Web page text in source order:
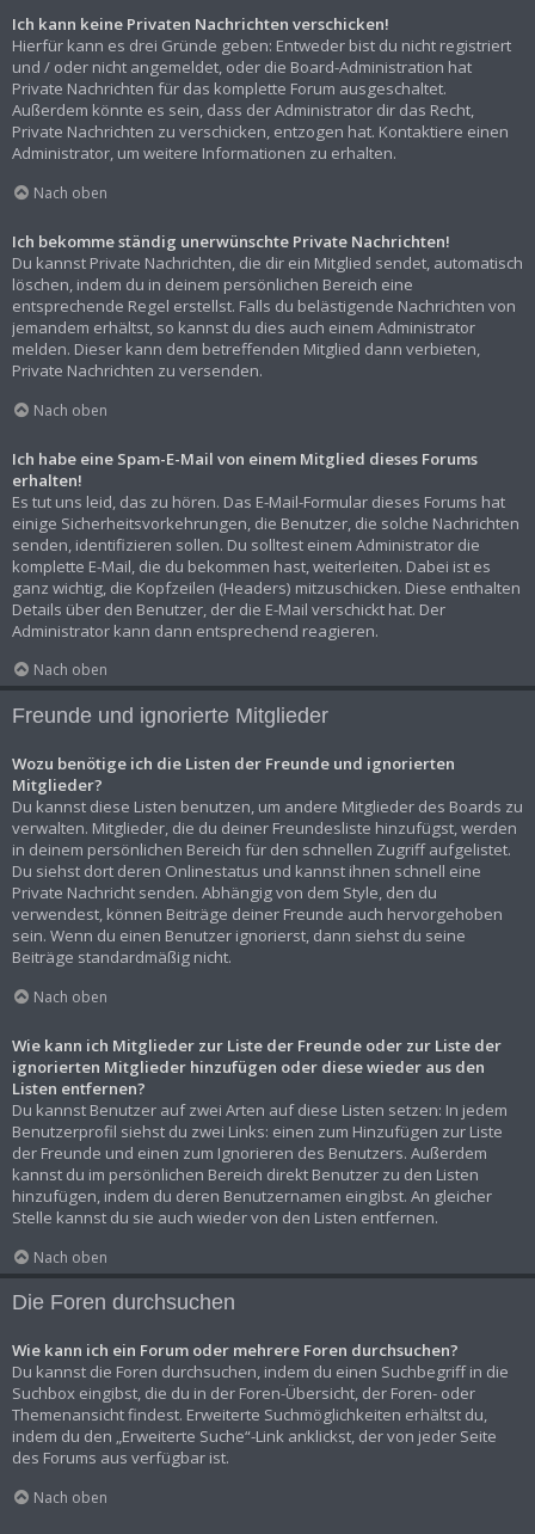
Ich kann keine Privaten Nachrichten verschicken!
Hierfür kann es drei Gründe geben: Entweder bist du nicht registriert
und / oder nicht angemeldet, oder die Board-Administration hat
Private Nachrichten für das komplette Forum ausgeschaltet.
Außerdem könnte es sein, dass der Administrator dir das Recht,
Private Nachrichten zu verschicken, entzogen hat. Kontaktiere einen
Administrator, um weitere Informationen zu erhalten.
Nach oben
Ich bekomme ständig unerwünschte Private Nachrichten!
Du kannst Private Nachrichten, die dir ein Mitglied sendet, automatisch
löschen, indem du in deinem persönlichen Bereich eine
entsprechende Regel erstellst. Falls du belästigende Nachrichten von
jemandem erhältst, so kannst du dies auch einem Administrator
melden. Dieser kann dem betreffenden Mitglied dann verbieten,
Private Nachrichten zu versenden.
Nach oben
Ich habe eine Spam-E-Mail von einem Mitglied dieses Forums
erhalten!
Es tut uns leid, das zu hören. Das E-Mail-Formular dieses Forums hat
einige Sicherheitsvorkehrungen, die Benutzer, die solche Nachrichten
senden, identifizieren sollen. Du solltest einem Administrator die
komplette E-Mail, die du bekommen hast, weiterleiten. Dabei ist es
ganz wichtig, die Kopfzeilen (Headers) mitzuschicken. Diese enthalten
Details über den Benutzer, der die E-Mail verschickt hat. Der
Administrator kann dann entsprechend reagieren.
Nach oben
Freunde und ignorierte Mitglieder
Wozu benötige ich die Listen der Freunde und ignorierten
Mitglieder?
Du kannst diese Listen benutzen, um andere Mitglieder des Boards zu
verwalten. Mitglieder, die du deiner Freundesliste hinzufügst, werden
in deinem persönlichen Bereich für den schnellen Zugriff aufgelistet.
Du siehst dort deren Onlinestatus und kannst ihnen schnell eine
Private Nachricht senden. Abhängig von dem Style, den du
verwendest, können Beiträge deiner Freunde auch hervorgehoben
sein. Wenn du einen Benutzer ignorierst, dann siehst du seine
Beiträge standardmäßig nicht.
Nach oben
Wie kann ich Mitglieder zur Liste der Freunde oder zur Liste der
ignorierten Mitglieder hinzufügen oder diese wieder aus den
Listen entfernen?
Du kannst Benutzer auf zwei Arten auf diese Listen setzen: In jedem
Benutzerprofil siehst du zwei Links: einen zum Hinzufügen zur Liste
der Freunde und einen zum Ignorieren des Benutzers. Außerdem
kannst du im persönlichen Bereich direkt Benutzer zu den Listen
hinzufügen, indem du deren Benutzernamen eingibst. An gleicher
Stelle kannst du sie auch wieder von den Listen entfernen.
Nach oben
Die Foren durchsuchen
Wie kann ich ein Forum oder mehrere Foren durchsuchen?
Du kannst die Foren durchsuchen, indem du einen Suchbegriff in die
Suchbox eingibst, die du in der Foren-Übersicht, der Foren- oder
Themenansicht findest. Erweiterte Suchmöglichkeiten erhältst du,
indem du den „Erweiterte Suche“-Link anklickst, der von jeder Seite
des Forums aus verfügbar ist.
Nach oben